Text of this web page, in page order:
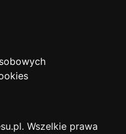
Wszelkie prawa